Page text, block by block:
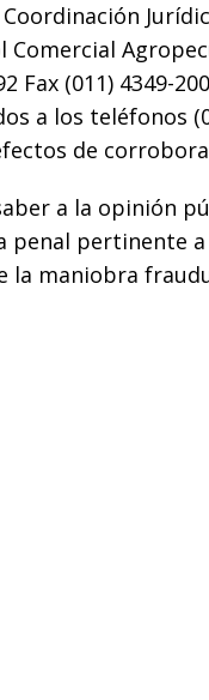
Comercial
Fax (011) 4349-
a los teléfonos
de
a la opinión
penal pertinente
la maniobra